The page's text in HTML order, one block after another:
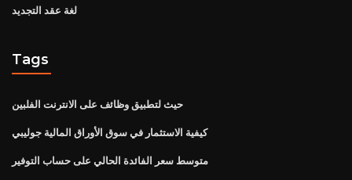
لغة عقد التجديد
Tags
حيث لتطبيق وظائف على الانترنت الفلبين
كيفية الاستثمار في سوق الأوراق المالية جوليبي
متوسط ​​سعر الفائدة الحالي على حساب التوفير